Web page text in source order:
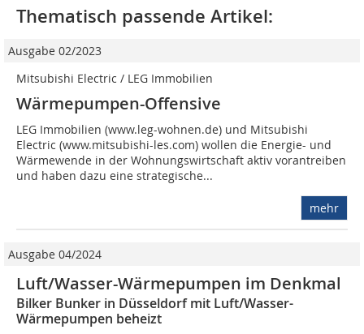
Thematisch passende Artikel:
Ausgabe 02/2023
Mitsubishi Electric / LEG Immobilien
Wärmepumpen-Offensive
LEG Immobilien (www.leg-wohnen.de) und Mitsubishi
Electric (www.mitsubishi-les.com) wollen die Energie- und
Wärmewende in der Wohnungswirtschaft aktiv vorantreiben
und haben dazu eine strategische...
mehr
Ausgabe 04/2024
Luft/Wasser-Wärmepumpen im Denkmal
Bilker Bunker in Düsseldorf mit Luft/Wasser-
Wärmepumpen beheizt